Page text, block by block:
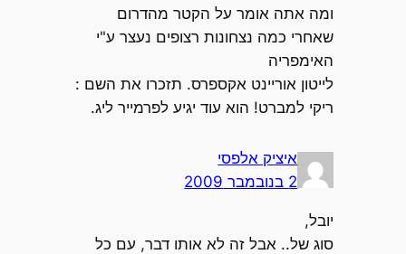
ומה אתה אומר על הקטר מהדרום
שאחרי כמה נצחונות רצופים נעצר ע"י
האימפריה
לייטון אוריינט אקספרס. תזכרו את השם :
ריקי למברט! הוא עוד יגיע לפרמייר ליג.
איציק אלפסי
2 בנובמבר 2009
יובל,
סוג של.. אבל זה לא אותו דבר, עם כל